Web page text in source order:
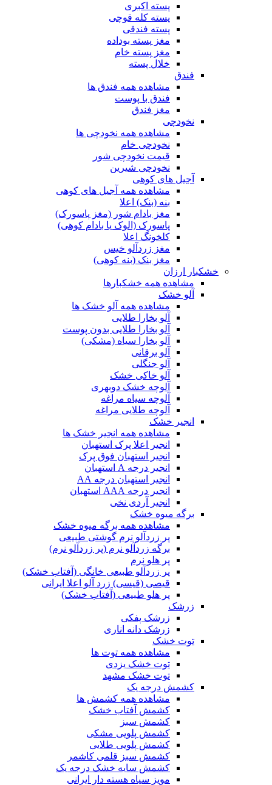
پسته اکبری
پسته کله قوچی
پسته فندقی
مغز پسته بوداده
مغز پسته خام
خلال پسته
فندق
مشاهده همه فندق ها
فندق با پوست
مغز فندق
نخودچی
مشاهده همه نخودچی ها
نخودچی خام
قیمت نخودچی شور
نخودچی شیرین
آجیل های کوهی
مشاهده همه آجیل های کوهی
بنه (بنک) اعلا
مغز بادام شور (مغز پاسورک)
پاسورک (الوک یا بادام کوهی)
کلخونگ اعلا
مغز زردآلو خیس
مغز بنک (بنه کوهی)
خشکبار ارزان
مشاهده همه خشکبارها
آلو خشک
مشاهده همه آلو خشک ها
آلو بخارا طلایی
آلو بخارا طلایی بدون پوست
آلو بخارا سیاه (مشکی)
آلو برقانی
آلو جنگلی
آلو خاکی خشک
آلوچه خشک دوبهری
آلوچه سیاه مراغه
آلوچه طلایی مراغه
انجیر خشک
مشاهده همه انجیر خشک ها
انجیر اعلا پرک استهبان
انجیر استهبان فوق پرک
انجیر درجه A استهبان
انجیر استهبان درجه AA
انجیر درجه AAA استهبان
انجیر آردی نخی
برگه میوه خشک
مشاهده همه برگه میوه خشک
پر زردآلو نرم گوشتی طبیعی
برگه زردآلو نرم (پر زردآلو نرم)
پر هلو نرم
پر زردآلو طبیعی خانگی (آفتاب خشک)
قیصی (قیسی) زرد آلو اعلا ایرانی
پر هلو طبیعی (آفتاب خشک)
زرشک
زرشک پفکی
زرشک دانه اناری
توت خشک
مشاهده همه توت ها
توت خشک یزدی
توت خشک مشهد
کشمش درجه یک
مشاهده همه کشمش ها
کشمش آفتاب خشک
کشمش سبز
کشمش پلویی مشکی
کشمش پلویی طلایی
کشمش سبز قلمی کاشمر
کشمش سایه خشک درجه یک
مویز سیاه هسته دار ایرانی